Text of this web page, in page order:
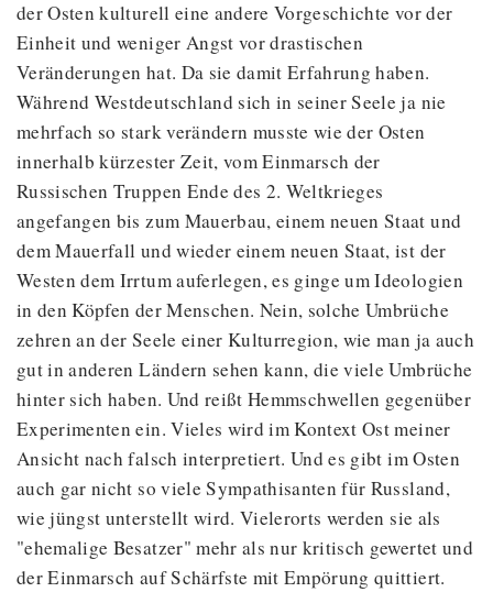
der Osten kulturell eine andere Vorgeschichte vor der
Einheit und weniger Angst vor drastischen
Veränderungen hat. Da sie damit Erfahrung haben.
Während Westdeutschland sich in seiner Seele ja nie
mehrfach so stark verändern musste wie der Osten
innerhalb kürzester Zeit, vom Einmarsch der
Russischen Truppen Ende des 2. Weltkrieges
angefangen bis zum Mauerbau, einem neuen Staat und
dem Mauerfall und wieder einem neuen Staat, ist der
Westen dem Irrtum auferlegen, es ginge um Ideologien
in den Köpfen der Menschen. Nein, solche Umbrüche
zehren an der Seele einer Kulturregion, wie man ja auch
gut in anderen Ländern sehen kann, die viele Umbrüche
hinter sich haben. Und reißt Hemmschwellen gegenüber
Experimenten ein. Vieles wird im Kontext Ost meiner
Ansicht nach falsch interpretiert. Und es gibt im Osten
auch gar nicht so viele Sympathisanten für Russland,
wie jüngst unterstellt wird. Vielerorts werden sie als
"ehemalige Besatzer" mehr als nur kritisch gewertet und
der Einmarsch auf Schärfste mit Empörung quittiert.